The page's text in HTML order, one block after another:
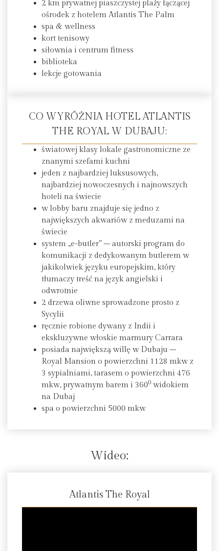
2 km prywatnej piaszczystej plaży łączącej
ośrodek z hotelem Atlantis The Palm
spa & wellness
kort tenisowy
siłownia i centrum fitness
biblioteka
lekcje gotowania
CO WYRÓŻNIA HOTEL ATLANTIS
THE ROYAL W DUBAJU:
światowej klasy lokale gastronomiczne ze
znanymi szefami kuchni
jeden z najbardziej luksusowych,
najbardziej nowoczesnych i najnowszych
hoteli na świecie
w lobby baru znajduje się jedno z
największych akwariów z meduzami na
świecie
system „e-butler” – autorski program do
komunikacji z dedykowanym butlerem w
jakikolwiek języku europejskim, który
tłumaczy treść na język angielski i
odwrotnie
2 drzewa oliwne sprowadzone prosto z
Sycylii
ręcznie robione dywany z Indii i
ekskluzywne włoskie marmury Carrara
posiada największą willę w Dubaju –
Royal Mansion o powierzchni 1128 mkw z
3 sypialniami, tarasem o powierzchni 476
mkw, prywatnym barem i 3600 widokiem
na Dubaj
spa o powierzchni 5000 mkw
Wideo:
Atlantis The Royal